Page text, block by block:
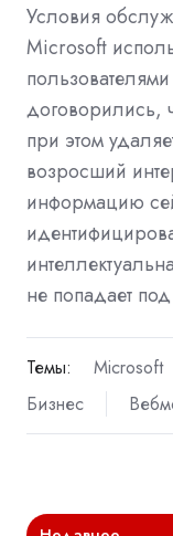
Условия
Microsoft
договорились,
при этом
возросший
информацию
не попадает
Темы: Microsoft
Бизнес